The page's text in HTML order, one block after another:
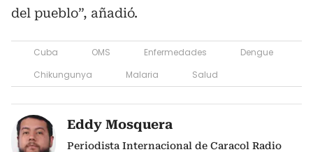
del pueblo”, añadió.
Cuba OMS Enfermedades
Dengue
Chikungunya
Malaria Salud
Eddy Mosquera
Periodista Internacional de Caracol Radio